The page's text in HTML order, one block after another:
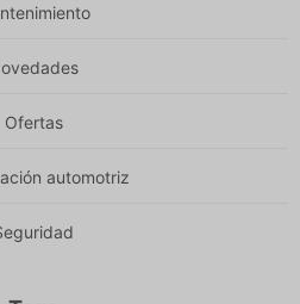
Ofertas
automotriz